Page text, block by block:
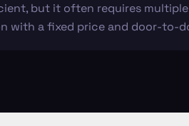
but it often requires
with a fixed price and door-to-